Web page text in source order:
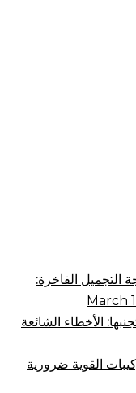
التجميل الفاخرة:
March
الأخطاء الشائعة
القوية ضرورية